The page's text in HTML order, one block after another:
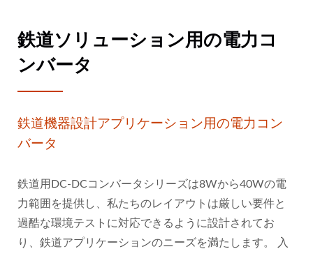
鉄道ソリューション用の電力コ
ンバータ
鉄道機器設計アプリケーション用の電力コン
バータ
鉄道用DC-DCコンバータシリーズは8Wから40Wの電
力範囲を提供し、私たちのレイアウトは厳しい要件と
過酷な環境テストに対応できるように設計されてお
り、鉄道アプリケーションのニーズを満たします。 入